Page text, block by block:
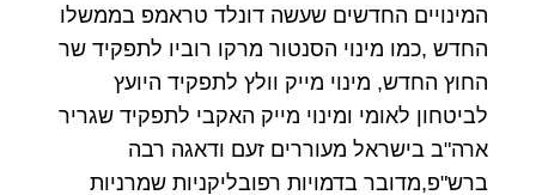
המינויים החדשים שעשה דונלד טראמפ בממשלו
החדש ,כמו מינוי הסנטור מרקו רוביו לתפקיד שר
החוץ החדש, מינוי מייק וולץ לתפקיד היועץ
לביטחון לאומי ומינוי מייק האקבי לתפקיד שגריר
ארה"ב בישראל מעוררים זעם ודאגה רבה
ברש"פ,מדובר בדמויות רפובליקניות שמרניות